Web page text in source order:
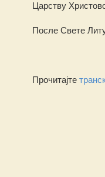
Царству
После Свете
Прочитајте